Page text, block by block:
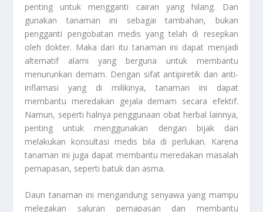
penting untuk mengganti cairan yang hilang. Dan
gunakan tanaman ini sebagai tambahan, bukan
pengganti pengobatan medis yang telah di resepkan
oleh dokter. Maka dari itu tanaman ini dapat menjadi
alternatif alami yang berguna untuk membantu
menurunkan demam. Dengan sifat antipiretik dan anti-
inflamasi yang di milikinya, tanaman ini dapat
membantu meredakan gejala demam secara efektif.
Namun, seperti halnya penggunaan obat herbal lainnya,
penting untuk menggunakan dengan bijak dan
melakukan konsultasi medis bila di perlukan. Karena
tanaman ini juga dapat membantu meredakan masalah
pernapasan, seperti batuk dan asma.
Daun tanaman ini mengandung senyawa yang mampu
melegakan saluran pernapasan dan membantu